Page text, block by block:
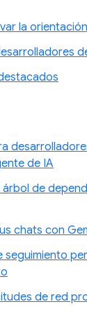
la
de IA
de
chats con
de red